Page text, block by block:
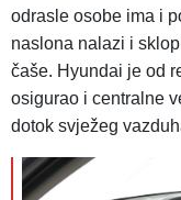
odrasle osobe ima i
naslona nalazi i
čaše. Hyundai je od
osigurao i centralne
dotok svježeg